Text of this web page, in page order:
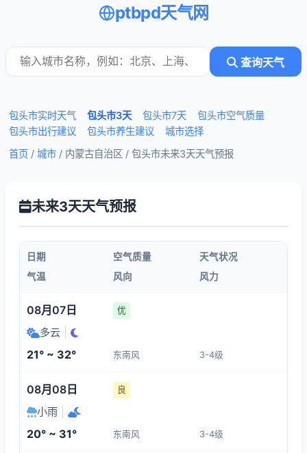
ptbpd天气网
查询天气
包头市实时天气 包头市3天 包头市7天
包头市空气质量
包头市出行建议
包头市养生建议
城市选择
首页 / 城市 / 内蒙古自治区 / 包头市未来3天天气预报
未来3天天气预报
日期 空气质量
天气状况
气温
风向 风力
08月07日 优
多云
21° ~ 32° 东南风 3-4级
08月08日 良
小雨
20° ~ 31° 东南风 3-4级